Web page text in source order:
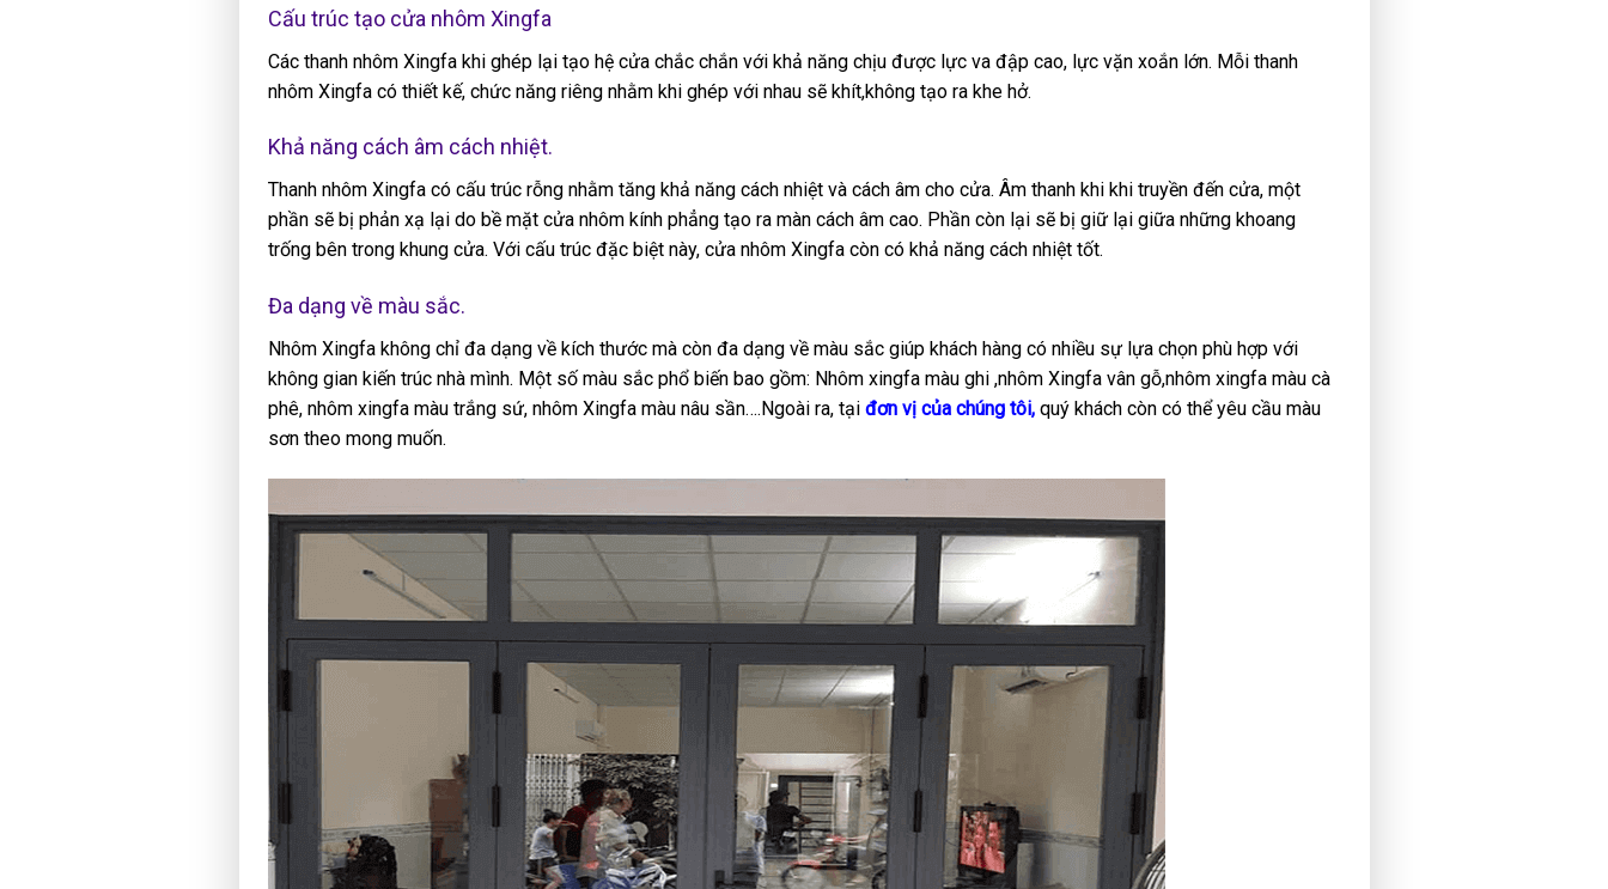
Cấu trúc tạo cửa nhôm Xingfa
Các thanh nhôm Xingfa khi ghép lại tạo hệ cửa chắc chắn với khả năng chịu được lực va đập cao, lực vặn xoắn lớn. Mỗi thanh
nhôm Xingfa có thiết kế, chức năng riêng nhằm khi ghép với nhau sẽ khít,không tạo ra khe hở.
Khả năng cách âm cách nhiệt.
Thanh nhôm Xingfa có cấu trúc rỗng nhằm tăng khả năng cách nhiệt và cách âm cho cửa. Âm thanh khi khi truyền đến cửa, một
phần sẽ bị phản xạ lại do bề mặt cửa nhôm kính phẳng tạo ra màn cách âm cao. Phần còn lại sẽ bị giữ lại giữa những khoang
trống bên trong khung cửa. Với cấu trúc đặc biệt này, cửa nhôm Xingfa còn có khả năng cách nhiệt tốt.
Đa dạng về màu sắc.
Nhôm Xingfa không chỉ đa dạng về kích thước mà còn đa dạng về màu sắc giúp khách hàng có nhiều sự lựa chọn phù hợp với
không gian kiến trúc nhà mình. Một số màu sắc phổ biến bao gồm: Nhôm xingfa màu ghi ,nhôm Xingfa vân gỗ,nhôm xingfa màu cà
phê, nhôm xingfa màu trắng sứ, nhôm Xingfa màu nâu sần….Ngoài ra, tạiđơn vị của chúng tôi,quý khách còn có thể yêu cầu màu
sơn theo mong muốn.